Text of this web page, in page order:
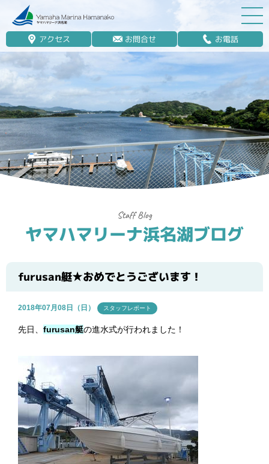
アクセス お問合せ お電話
マリーナ案内
船舶免許
マリンレジャー
マリーナステイ
レンタルボート
ボート販売
艤装
ブログ
ヤマハマリーナ浜名湖ブログ
furusan艇★おめでとうございます！
2018年07月08日（日） スタッフレポート
先日、 furusan艇の進水式が行われました！